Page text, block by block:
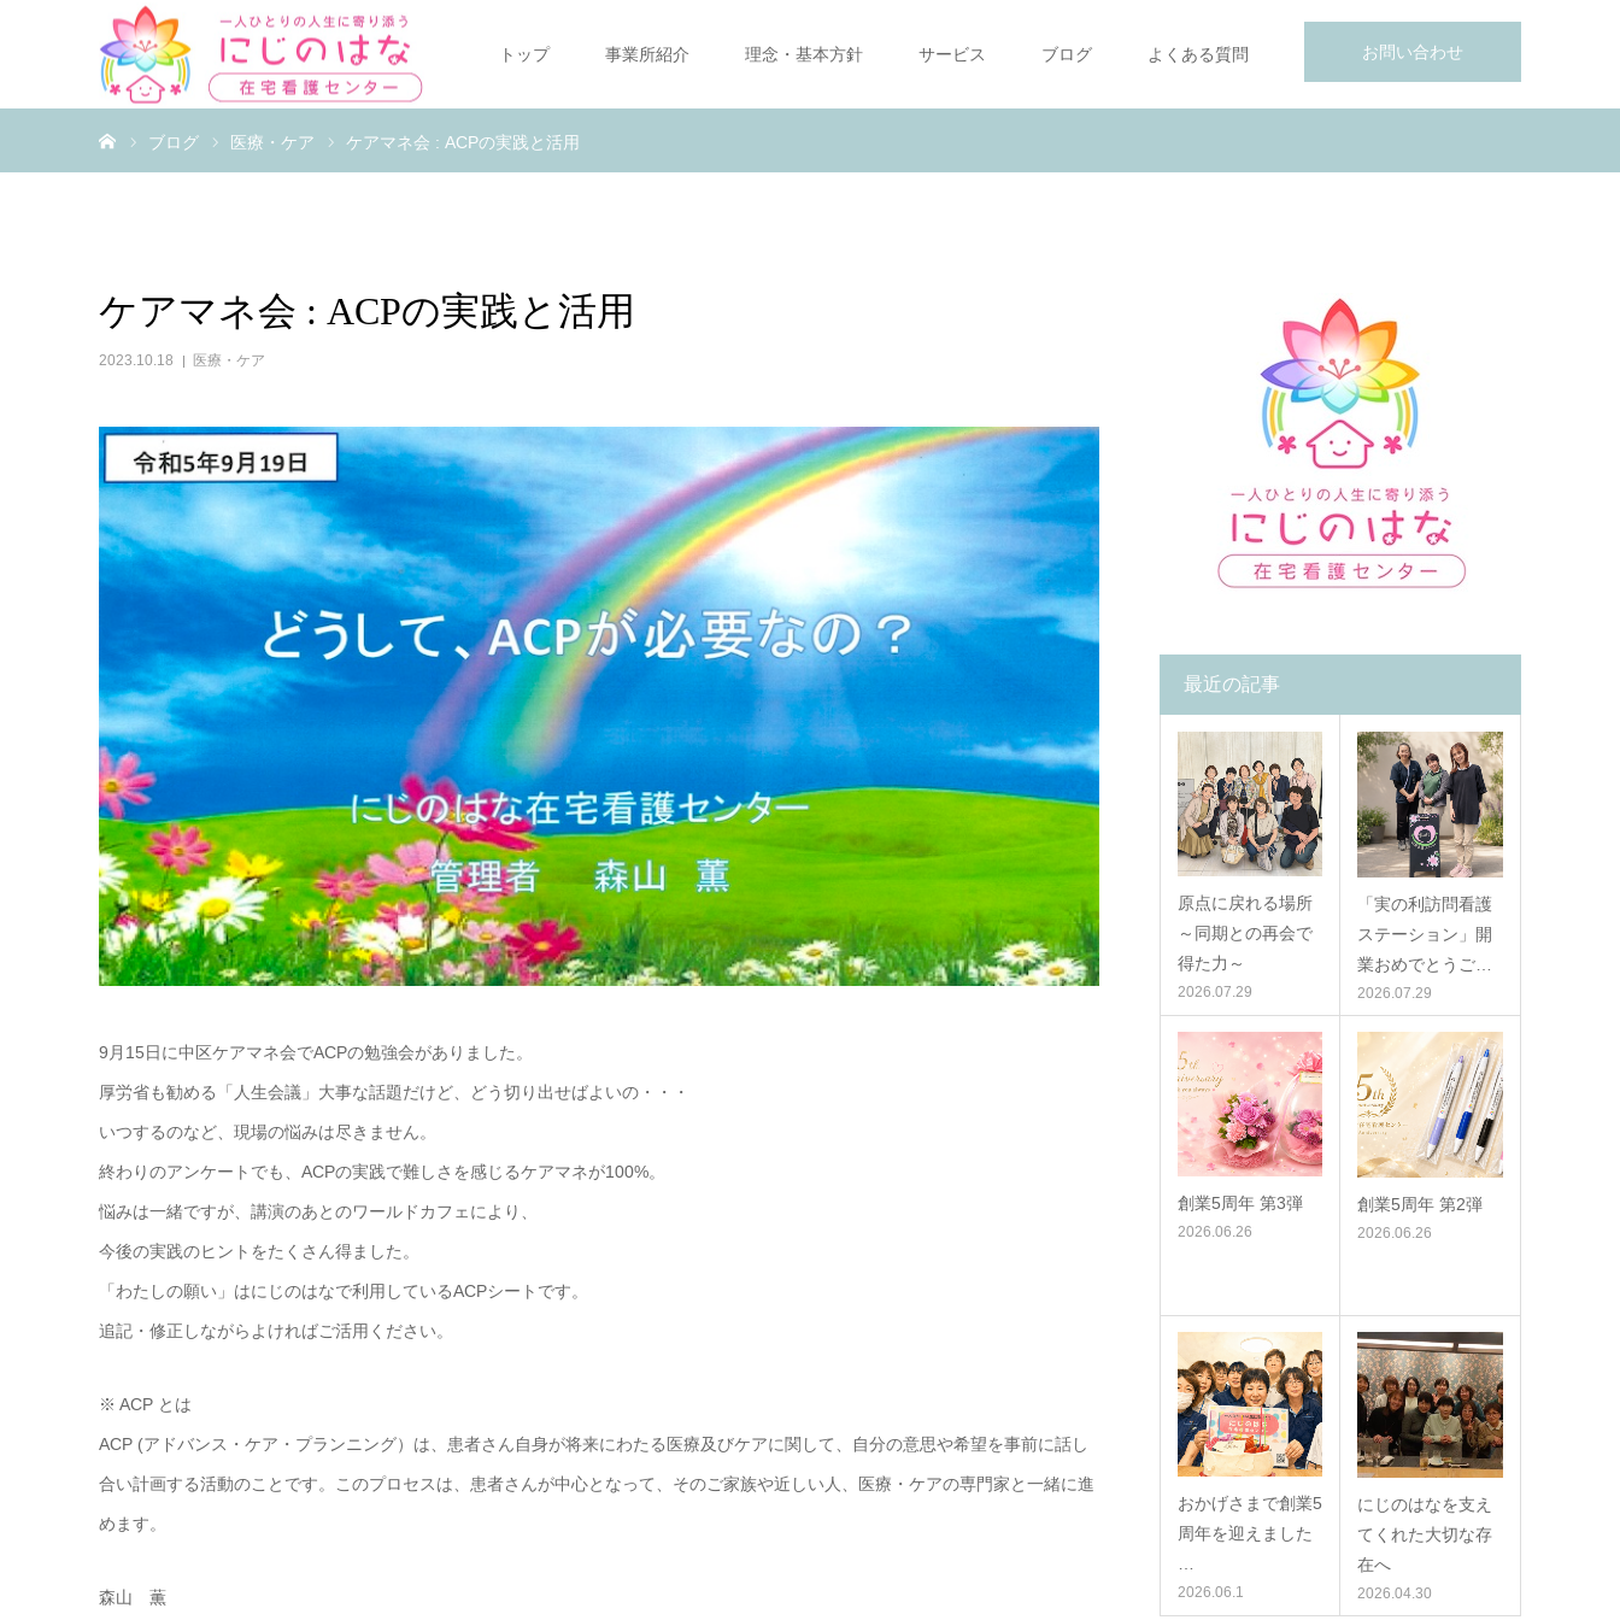
お問い合わせ
トップ 事業所紹介 理念・基本方針 サービス ブログ よくある質問
ブログ 医療・ケア ケアマネ会 : ACPの実践と活用
ケアマネ会 : ACPの実践と活用
2023.10.18 医療・ケア
9月15日に中区ケアマネ会でACPの勉強会がありました。
厚労省も勧める「人生会議」大事な話題だけど、どう切り出せばよいの・・・
いつするのなど、現場の悩みは尽きません。
終わりのアンケートでも、ACPの実践で難しさを感じるケアマネが100%。
悩みは一緒ですが、講演のあとのワールドカフェにより、
今後の実践のヒントをたくさん得ました。
「わたしの願い」はにじのはなで利用しているACPシートです。
追記・修正しながらよければご活用ください。
※ ACP とは
ACP (アドバンス・ケア・プランニング）は、患者さん自身が将来にわたる医療及びケアに関して、自分の意思や希望を事前に話し
合い計画する活動のことです。このプロセスは、患者さんが中心となって、そのご家族や近しい人、医療・ケアの専門家と一緒に進
めます。
森山 薫
最近の記事
原点に戻れる場所
～同期との再会で
得た力～
2026.07.29
「実の利訪問看護
ステーション」開
業おめでとうご…
2026.07.29
創業5周年 第3弾
2026.06.26
創業5周年 第2弾
2026.06.26
おかげさまで創業5
周年を迎えました
2026.06.1
にじのはなを支え
てくれた大切な存
在へ
2026.04.30